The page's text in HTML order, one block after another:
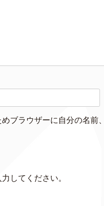
ブラウザーに自分の名前
してください。